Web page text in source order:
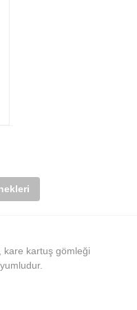
kare kartuş gömleği